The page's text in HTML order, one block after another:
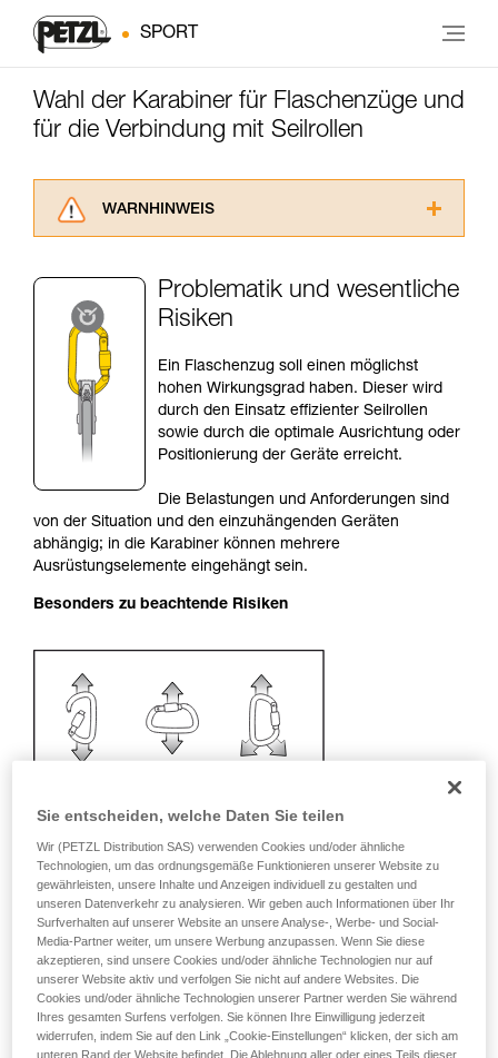
SPORT
Wahl der Karabiner für Flaschenzüge und
für die Verbindung mit Seilrollen
WARNHINWEIS
aufmerksam durch, bevor Sie diesen zu Rate
ziehen. Um diese Zusatzinformationen
verstehen zu können, müssen Sie zuerst die in
der Gebrauchsanweisung enthaltenen
Informationen richtig verstanden haben.
Die Beherrschung dieser Techniken setzt eine
entsprechende Ausbildung und ein spezielles
Training voraus. Prüfen Sie zusammen mit
Vorgang alleine sicher zu wiederholen, bevor
Sie ihn eigenständig durchführen.
Wir geben Beispiele für die mit Ihrer Aktivität
verbundenen Techniken. Möglicherweise gibt es
beschrieben werden.
Problematik und wesentliche
Risiken
Ein Flaschenzug soll einen möglichst
hohen Wirkungsgrad haben. Dieser wird
durch den Einsatz effizienter Seilrollen
sowie durch die optimale Ausrichtung oder
Positionierung der Geräte erreicht.
Die Belastungen und Anforderungen sind
von der Situation und den einzuhängenden Geräten
abhängig; in die Karabiner können mehrere
Ausrüstungselemente eingehängt sein.
Besonders zu beachtende Risiken
Empfehlung für Karabiner und
Zubehör
Sie entscheiden, welche Daten Sie teilen
Wir (PETZL Distribution SAS) verwenden Cookies und/oder ähnliche
Technologien, um das ordnungsgemäße Funktionieren unserer Website zu
gewährleisten, unsere Inhalte und Anzeigen individuell zu gestalten und
unseren Datenverkehr zu analysieren. Wir geben auch Informationen über Ihr
Surfverhalten auf unserer Website an unsere Analyse-, Werbe- und Social-
Media-Partner weiter, um unsere Werbung anzupassen. Wenn Sie diese
akzeptieren, sind unsere Cookies und/oder ähnliche Technologien nur auf
unserer Website aktiv und verfolgen Sie nicht auf andere Websites. Die
Cookies und/oder ähnliche Technologien unserer Partner werden Sie während
Ihres gesamten Surfens verfolgen. Sie können Ihre Einwilligung jederzeit
widerrufen, indem Sie auf den Link „Cookie-Einstellungen“ klicken, der sich am
unteren Rand der Website befindet. Die Ablehnung aller oder eines Teils dieser